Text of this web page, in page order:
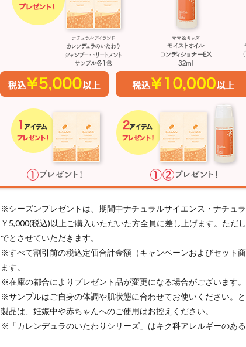
※シーズンプレゼントは、期間中ナチュラルサイエンス・ナチュ
￥5,000(税込)以上ご購入いただいた方全員に差し上げます。ただ
でとさせていただきます。
※すべて割引前の税込定価合計金額（キャンペーンおよびセット
ます。
※在庫の都合によりプレゼント品が変更になる場合がございます。
※サンプルはご自身の体調や肌状態に合わせてお使いください。
製品は、妊娠中や赤ちゃんへのご使用はお控えください。
※「カレンデュラのいたわりシリーズ」はキク科アレルギーのあ